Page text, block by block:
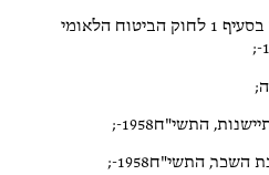
"השכר הממוצע" – כהגדרתו בסעיף 1 לחוק הביטוח הלאומי
התשי"ח1958-;
התשי"ח1958-;